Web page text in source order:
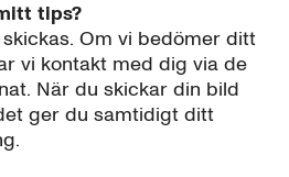
tips?
Om vi bedömer ditt
vi kontakt med dig via de
När du skickar din bild
ger du samtidigt ditt